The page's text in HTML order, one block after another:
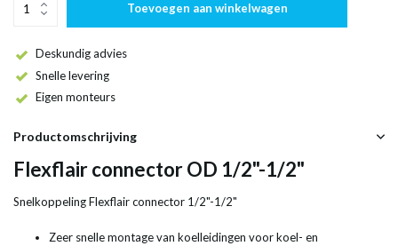
Toevoegen aan winkelwagen
Deskundig advies
Snelle levering
Eigen monteurs
Productomschrijving
Flexflair connector OD 1/2"-1/2"
Snelkoppeling Flexflair connector 1/2"-1/2"
Zeer snelle montage van koelleidingen voor koel- en